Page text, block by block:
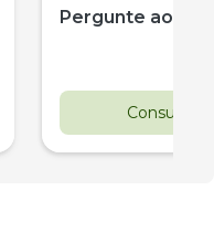
Pergunte ao
Consultar